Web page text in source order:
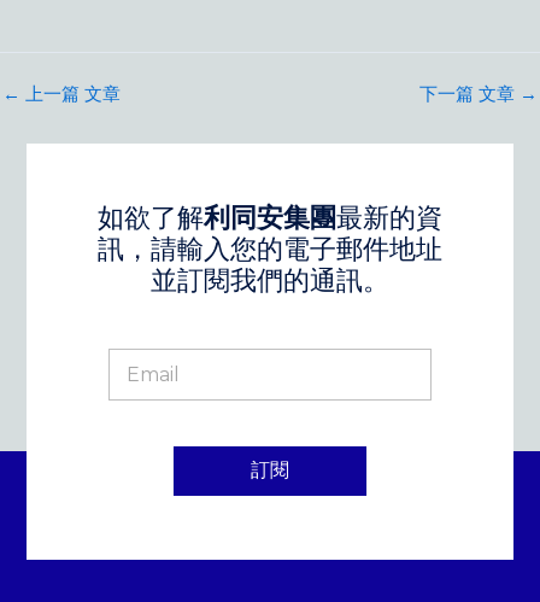
← 上一篇 文章 下一篇 文章 →
如欲了解利同安集團最新的資
訊，請輸入您的電子郵件地址
並訂閱我們的通訊。
訂閱